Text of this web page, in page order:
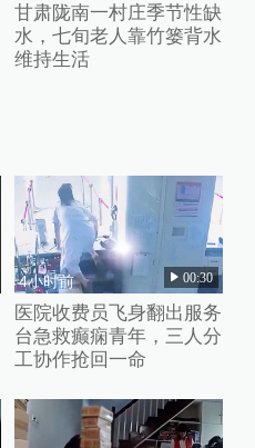
甘肃陇南一村庄季节性缺
水，七旬老人靠竹篓背水
维持生活
4小时前 00:30
医院收费员飞身翻出服务
台急救癫痫青年，三人分
工协作抢回一命